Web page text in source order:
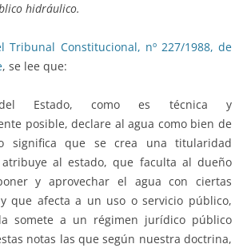
hidráulico.
Tribunal Constitucional, nº 227/1988, de
, se lee que:
Estado, como es técnica y
posible, declare al agua como bien de
significa que se crea una titularidad
al estado, que faculta al dueño
y aprovechar el agua con ciertas
que afecta a un uso o servicio público,
somete a un régimen jurídico público
notas las que según nuestra doctrina,